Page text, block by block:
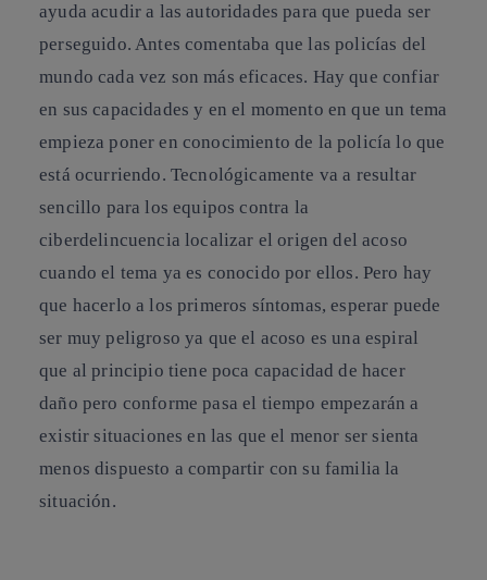
ayuda acudir a lasautoridadespara que pueda ser
perseguido. Antes comentaba que las policías del
mundo cada vez son más eficaces. Hay que confiar
en sus capacidades y en el momento en que un tema
empieza poner en conocimiento de la policía lo que
está ocurriendo. Tecnológicamente va a resultar
sencillo para los equipos contra la
ciberdelincuencia localizar el origen del acoso
cuando el tema ya es conocido por ellos. Pero hay
que hacerlo a losprimeros síntomas, esperar puede
ser muy peligroso ya queel acoso es una espiral
que al principio tiene poca capacidad de hacer
daño pero conforme pasa el tiempo empezarán a
existir situaciones en las que el menor ser sienta
menos dispuesto a compartir con su familia la
situación.